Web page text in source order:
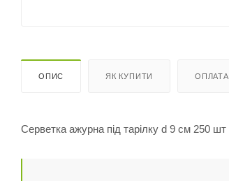
ОПИС ЯК КУПИТИ ОПЛАТА
Серветка ажурна під тарілку d 9 см 250 шт